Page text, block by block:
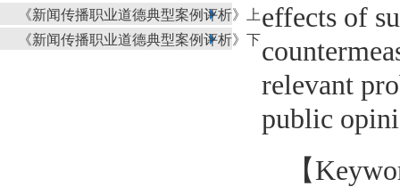
《新闻传播职业道德典型案例评析》上
《新闻传播职业道德典型案例评析》下
effects of
relevant
public
【